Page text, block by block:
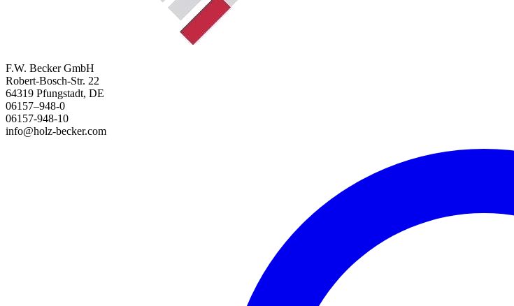
F.W. Becker GmbH
Robert-Bosch-Str. 22
64319 Pfungstadt, DE
06157–948-0
06157-948-10
info@holz-becker.com